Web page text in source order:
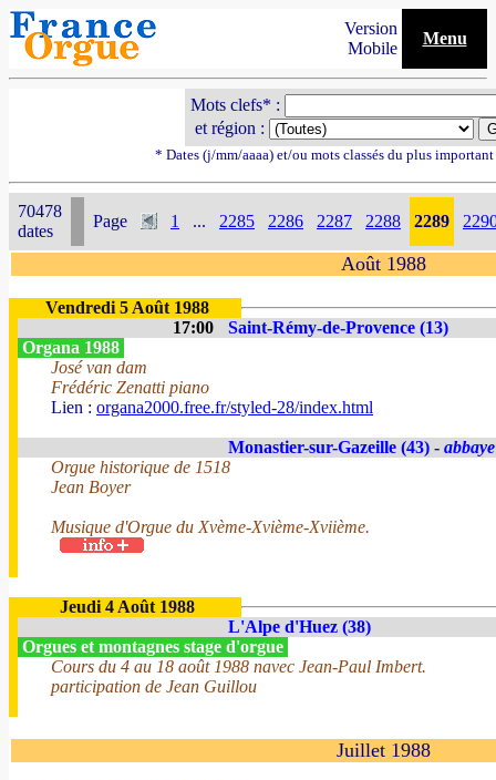
Version
Mobile
Menu
Mots clefs* :
et région :
* Dates (j/mm/aaaa) et/ou mots classés du plus
70478
dates
Page 1 ... 2285 2286 2287 2288 2289
Août 1988
Vendredi 5 Août 1988
17:00
Saint-Rémy-de-Provence (13)
Organa 1988
José van dam
Frédéric Zenatti piano
Lien : organa2000.free.fr/styled-28/index.html
Monastier-sur-Gazeille (43) - abbaye
Orgue historique de 1518
Jean Boyer
Musique d'Orgue du Xvème-Xvième-Xviième.
Jeudi 4 Août 1988
L'Alpe d'Huez (38)
Orgues et montagnes stage d'orgue
Cours du 4 au 18 août 1988 navec Jean-Paul Imbert.
participation de Jean Guillou
Juillet 1988